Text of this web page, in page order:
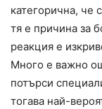
категорична, че
тя е причина за
реакция е
Много е важно
потърси
тогава най-